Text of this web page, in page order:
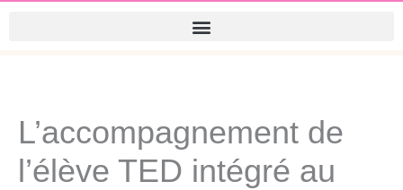
L’accompagnement de
l’élève TED intégré au